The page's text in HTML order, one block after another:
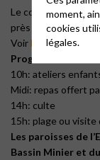
Le consistore FAL
près d’Hardelot le
Voir https://bassin-
Programme:
10h: ateliers
Midi: repas offert
14h: culte
15h: plage ou visite
Les paroisses de
Bassin Minier et du
moment,
cookies
légales.